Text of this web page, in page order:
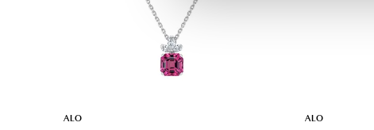
ALO
ALO